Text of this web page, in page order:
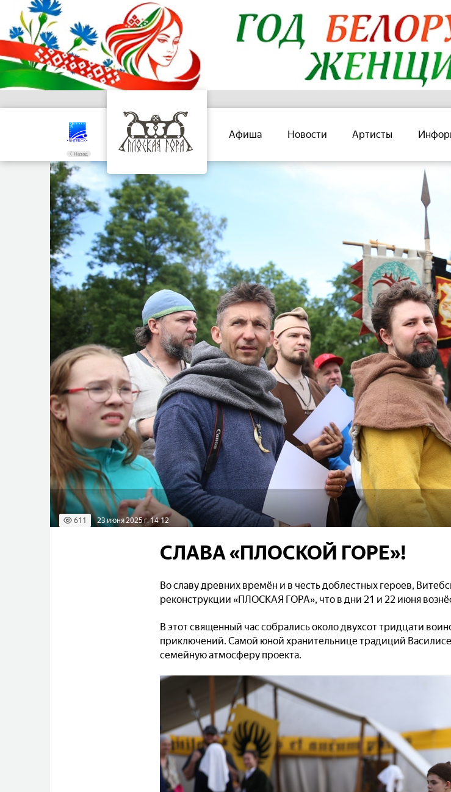
Назад
Афиша Новости Артисты
611 23 июня 2025 г. 14:12
СЛАВА «ПЛОСКОЙ ГОРЕ»!
Во славу древних времён и в честь доблестных героев,
реконструкции «ПЛОСКАЯ ГОРА», что в дни 21 и 22 июня
В этот священный час собрались около двухсот тридцати
приключений. Самой юной хранительнице традиций Василисе
семейную атмосферу проекта.